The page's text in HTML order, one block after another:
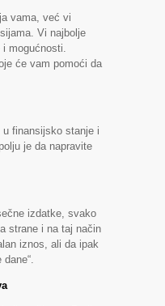
vama, već vi
Vi najbolje
mogućnosti.
će vam pomoći da
finansijsko stanje i
je da napravite
izdatke, svako
strane i na taj način
iznos, ali da ipak